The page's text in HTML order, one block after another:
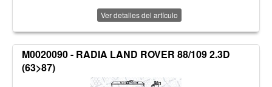
Ver detalles del artículo
M0020090 - RADIA LAND ROVER 88/109 2.3D
(63>87)